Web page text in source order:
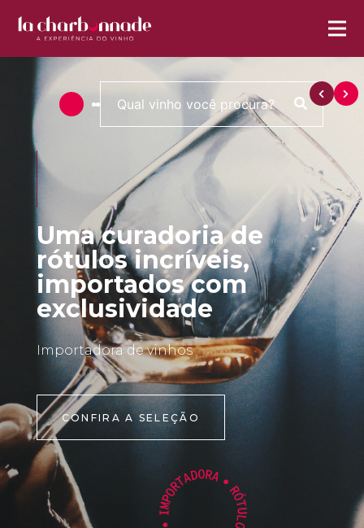
Uma curadoria de
rótulos incríveis,
importados com
exclusividade
Importadora de vinhos
CONFIRA A SELEÇÃO